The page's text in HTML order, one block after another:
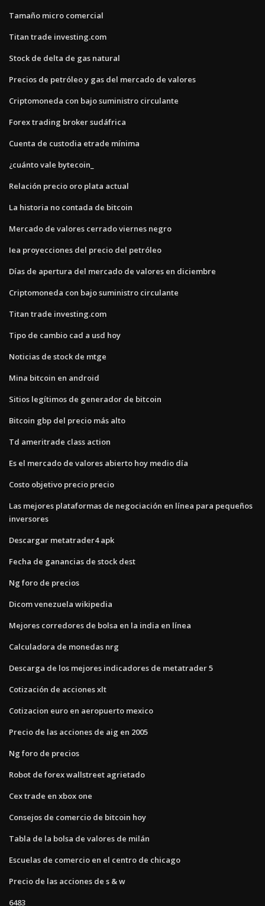
Tamaño micro comercial
Titan trade investing.com
Stock de delta de gas natural
Precios de petróleo y gas del mercado de valores
Criptomoneda con bajo suministro circulante
Forex trading broker sudáfrica
Cuenta de custodia etrade mínima
¿cuánto vale bytecoin_
Relación precio oro plata actual
La historia no contada de bitcoin
Mercado de valores cerrado viernes negro
Iea proyecciones del precio del petróleo
Días de apertura del mercado de valores en diciembre
Criptomoneda con bajo suministro circulante
Titan trade investing.com
Tipo de cambio cad a usd hoy
Noticias de stock de mtge
Mina bitcoin en android
Sitios legítimos de generador de bitcoin
Bitcoin gbp del precio más alto
Td ameritrade class action
Es el mercado de valores abierto hoy medio día
Costo objetivo precio precio
Las mejores plataformas de negociación en línea para pequeños
inversores
Descargar metatrader4 apk
Fecha de ganancias de stock dest
Ng foro de precios
Dicom venezuela wikipedia
Mejores corredores de bolsa en la india en línea
Calculadora de monedas nrg
Descarga de los mejores indicadores de metatrader 5
Cotización de acciones xlt
Cotizacion euro en aeropuerto mexico
Precio de las acciones de aig en 2005
Ng foro de precios
Robot de forex wallstreet agrietado
Cex trade en xbox one
Consejos de comercio de bitcoin hoy
Tabla de la bolsa de valores de milán
Escuelas de comercio en el centro de chicago
Precio de las acciones de s & w
6483